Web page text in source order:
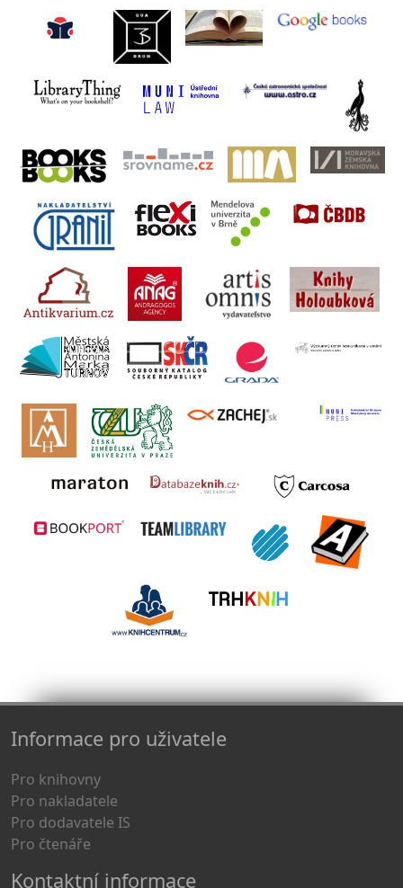
Informace pro uživatele
Pro knihovny
Pro nakladatele
Pro dodavatele IS
Pro čtenáře
Kontaktní informace